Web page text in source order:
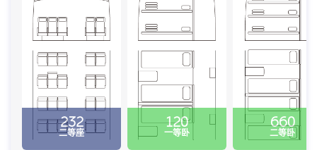
232
二等座
120
一等卧
660
二等卧